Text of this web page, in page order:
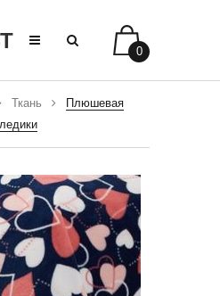
0
Ткань
Плюшевая